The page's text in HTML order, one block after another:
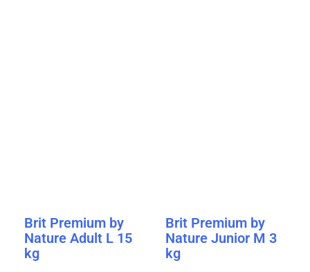
Brit Premium by
Nature Adult L 15
kg
Brit Premium by
Nature Junior M 3
kg